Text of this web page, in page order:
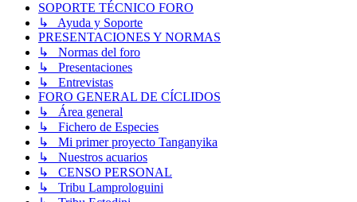
SOPORTE TÉCNICO FORO
↳ Ayuda y Soporte
PRESENTACIONES Y NORMAS
↳ Normas del foro
↳ Presentaciones
↳ Entrevistas
FORO GENERAL DE CÍCLIDOS
↳ Área general
↳ Fichero de Especies
↳ Mi primer proyecto Tanganyika
↳ Nuestros acuarios
↳ CENSO PERSONAL
↳ Tribu Lamprologuini